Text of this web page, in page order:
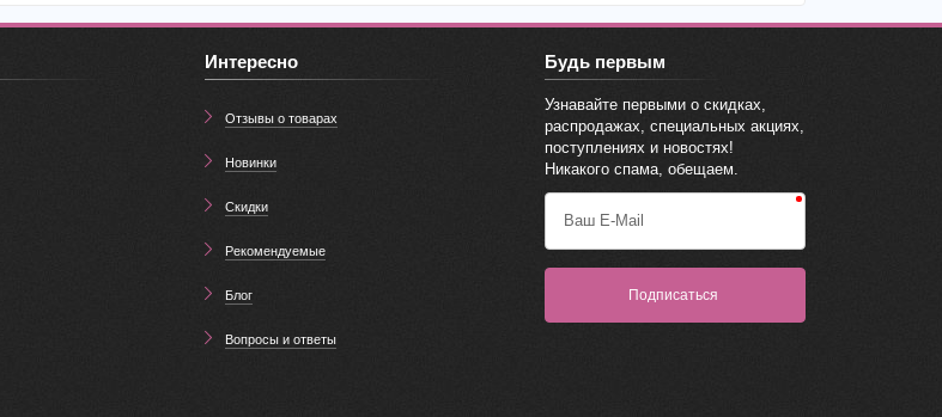
Интересно
Отзывы о товарах
Новинки
Скидки
Рекомендуемые
Блог
Вопросы и ответы
Будь первым
Узнавайте первыми о скидках,
распродажах, специальных акциях,
поступлениях и новостях!
Никакого спама, обещаем.
Ваш E-Mail
Подписаться